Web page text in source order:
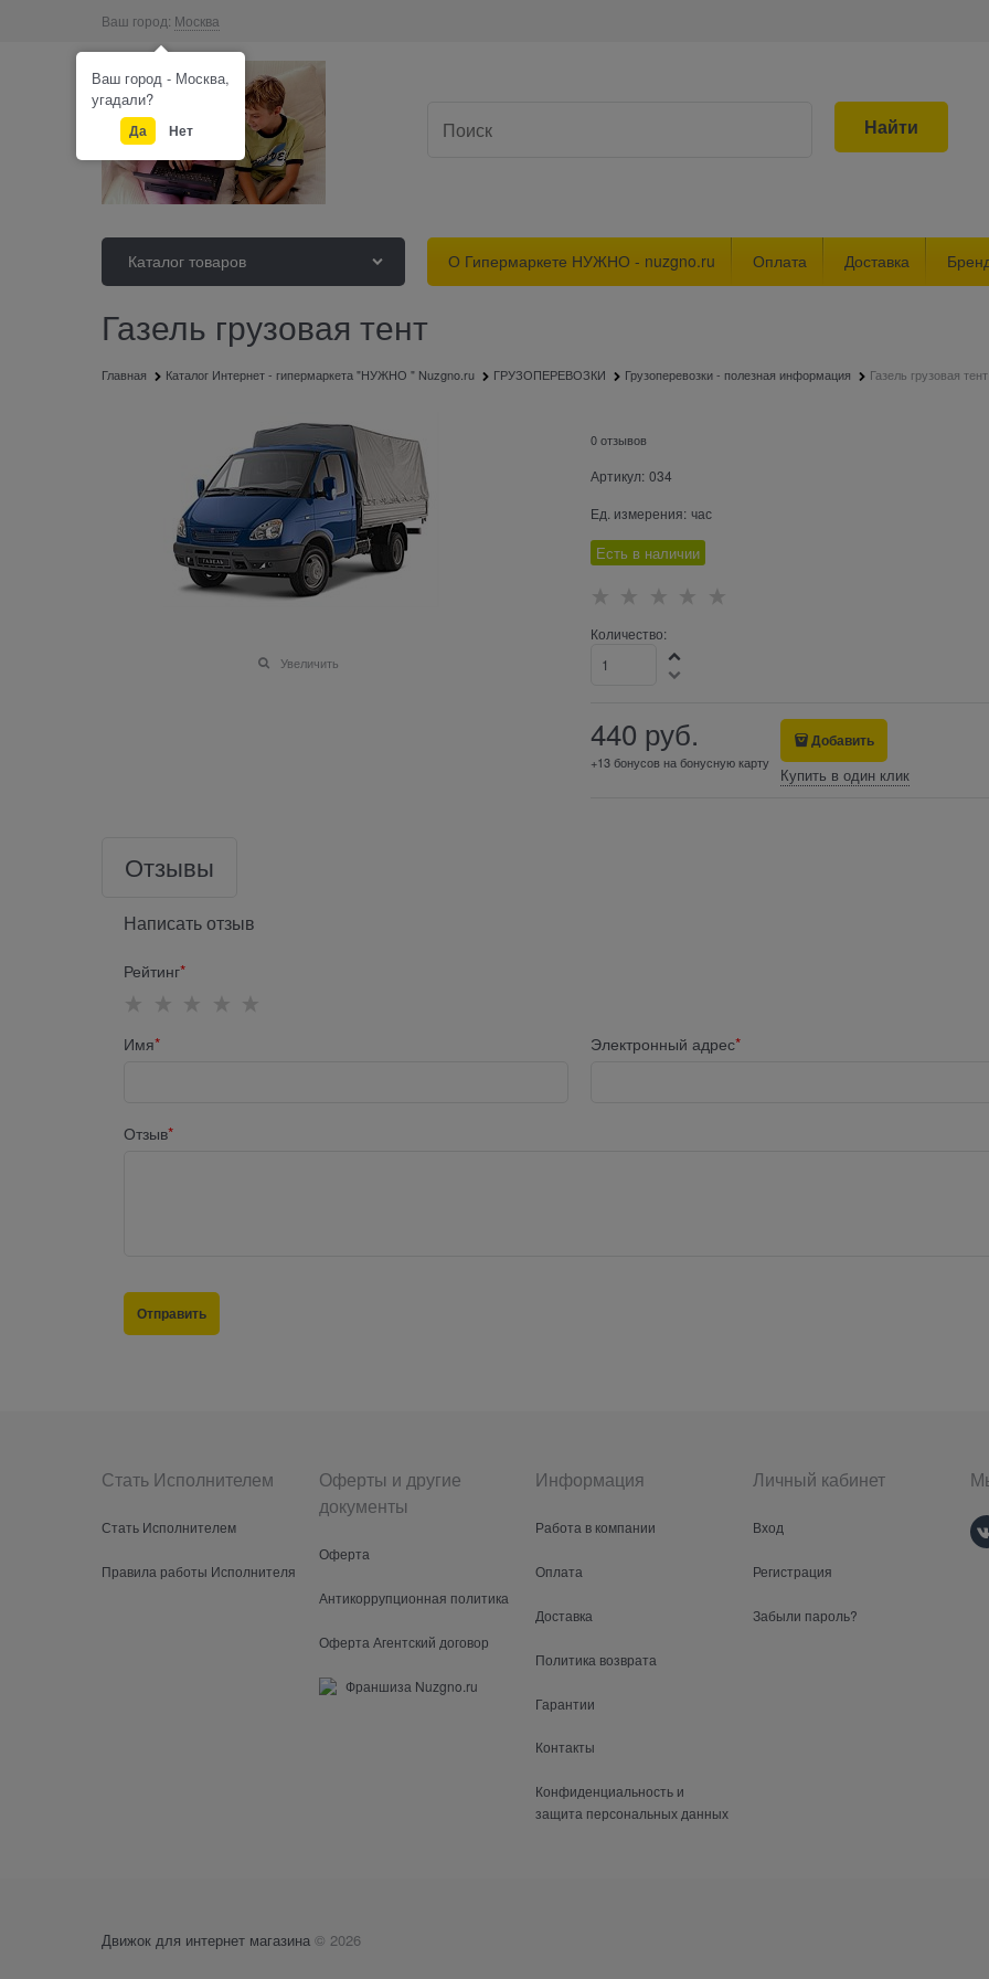
Ваш город: Москва
Найти
Каталог товаров О Гипермаркете НУЖНО - nuzgno.ru Оплата Доставка
Газель грузовая тент
Главная Каталог Интернет - гипермаркета "НУЖНО " Nuzgno.ru ГРУЗОПЕРЕВОЗКИ Грузоперевозки - полезная информация Газель грузовая тент
Увеличить
0 отзывов
Артикул: 034
Ед. измерения: час
Есть в наличии
Количество:
440 руб.
+13 бонусов на бонусную карту
Добавить
Купить в один клик
Отзывы
Написать отзыв
Рейтинг
Имя Электронный адрес
Отзыв
Стать Исполнителем
Стать Исполнителем
Правила работы Исполнителя
Оферты и другие
документы
Оферта
Антикоррупционная политика
Оферта Агентский договор
Франшиза Nuzgno.ru
Информация
Работа в компании
Оплата
Доставка
Политика возврата
Гарантии
Контакты
Конфиденциальность и
защита персональных данных
Личный кабинет
Вход
Регистрация
Забыли пароль?
Движок для интернет магазина © 2026
Ваш город - Москва,
угадали?
Да Нет